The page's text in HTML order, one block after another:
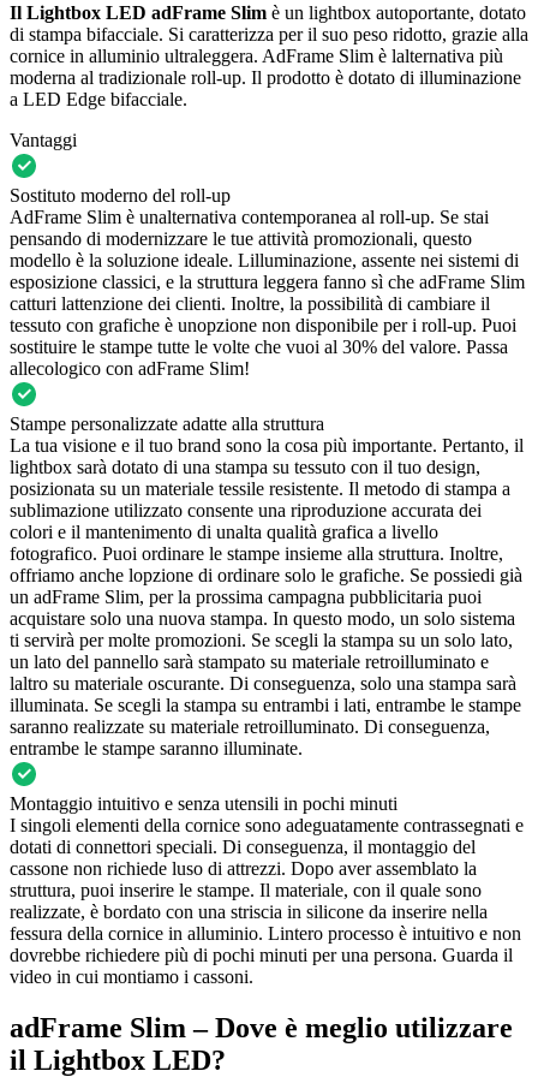
Il Lightbox LED adFrame Slim è un lightbox autoportante, dotato
di stampa bifacciale. Si caratterizza per il suo peso ridotto, grazie alla
cornice in alluminio ultraleggera. AdFrame Slim è lalternativa più
moderna al tradizionale roll-up. Il prodotto è dotato di illuminazione
a LED Edge bifacciale.
Vantaggi
Sostituto moderno del roll-up
AdFrame Slim è unalternativa contemporanea al roll-up. Se stai
pensando di modernizzare le tue attività promozionali, questo
modello è la soluzione ideale. Lilluminazione, assente nei sistemi di
esposizione classici, e la struttura leggera fanno sì che adFrame Slim
catturi lattenzione dei clienti. Inoltre, la possibilità di cambiare il
tessuto con grafiche è unopzione non disponibile per i roll-up. Puoi
sostituire le stampe tutte le volte che vuoi al 30% del valore. Passa
allecologico con adFrame Slim!
Stampe personalizzate adatte alla struttura
La tua visione e il tuo brand sono la cosa più importante. Pertanto, il
lightbox sarà dotato di una stampa su tessuto con il tuo design,
posizionata su un materiale tessile resistente. Il metodo di stampa a
sublimazione utilizzato consente una riproduzione accurata dei
colori e il mantenimento di unalta qualità grafica a livello
fotografico. Puoi ordinare le stampe insieme alla struttura. Inoltre,
offriamo anche lopzione di ordinare solo le grafiche. Se possiedi già
un adFrame Slim, per la prossima campagna pubblicitaria puoi
acquistare solo una nuova stampa. In questo modo, un solo sistema
ti servirà per molte promozioni. Se scegli la stampa su un solo lato,
un lato del pannello sarà stampato su materiale retroilluminato e
laltro su materiale oscurante. Di conseguenza, solo una stampa sarà
illuminata. Se scegli la stampa su entrambi i lati, entrambe le stampe
saranno realizzate su materiale retroilluminato. Di conseguenza,
entrambe le stampe saranno illuminate.
Montaggio intuitivo e senza utensili in pochi minuti
I singoli elementi della cornice sono adeguatamente contrassegnati e
dotati di connettori speciali. Di conseguenza, il montaggio del
cassone non richiede luso di attrezzi. Dopo aver assemblato la
struttura, puoi inserire le stampe. Il materiale, con il quale sono
realizzate, è bordato con una striscia in silicone da inserire nella
fessura della cornice in alluminio. Lintero processo è intuitivo e non
dovrebbe richiedere più di pochi minuti per una persona. Guarda il
video in cui montiamo i cassoni.
adFrame Slim – Dove è meglio utilizzare
il Lightbox LED?